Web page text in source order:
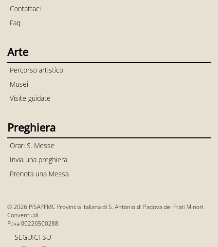
Contattaci
Faq
Arte
Percorso artistico
Musei
Visite guidate
Preghiera
Orari S. Messe
Invia una preghiera
Prenota una Messa
© 2026 PISAPFMC Provincia Italiana di S. Antonio di Padova dei Frati Minori
Conventuali
P.Iva 00226500288
SEGUICI SU